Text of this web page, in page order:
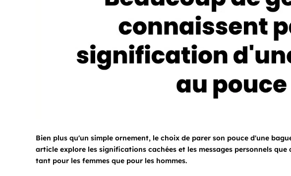
Bien plus qu'un simple ornement, le choix de parer son pouce d'une
article explore les significations cachées et les messages personnels
tant pour les femmes que pour les hommes.